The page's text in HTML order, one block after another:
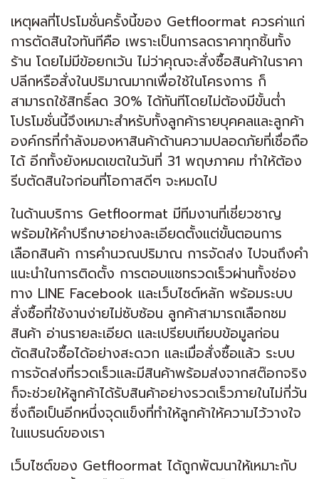
เหตุผลที่โปรโมชั่นครั้งนี้ของ Getfloormat ควรค่าแก่
การตัดสินใจทันทีคือ เพราะเป็นการลดราคาทุกชิ้นทั้ง
ร้าน โดยไม่มีข้อยกเว้น ไม่ว่าคุณจะสั่งซื้อสินค้าในราคา
ปลีกหรือสั่งในปริมาณมากเพื่อใช้ในโครงการ ก็
สามารถใช้สิทธิ์ลด 30% ได้ทันทีโดยไม่ต้องมีขั้นต่ำ
โปรโมชั่นนี้จึงเหมาะสำหรับทั้งลูกค้ารายบุคคลและลูกค้า
องค์กรที่กำลังมองหาสินค้าด้านความปลอดภัยที่เชื่อถือ
ได้ อีกทั้งยังหมดเขตในวันที่ 31 พฤษภาคม ทำให้ต้อง
รีบตัดสินใจก่อนที่โอกาสดีๆ จะหมดไป
ในด้านบริการ Getfloormat มีทีมงานที่เชี่ยวชาญ
พร้อมให้คำปรึกษาอย่างละเอียดตั้งแต่ขั้นตอนการ
เลือกสินค้า การคำนวณปริมาณ การจัดส่ง ไปจนถึงคำ
แนะนำในการติดตั้ง การตอบแชทรวดเร็วผ่านทั้งช่อง
ทาง LINE Facebook และเว็บไซต์หลัก พร้อมระบบ
สั่งซื้อที่ใช้งานง่ายไม่ซับซ้อน ลูกค้าสามารถเลือกชม
สินค้า อ่านรายละเอียด และเปรียบเทียบข้อมูลก่อน
ตัดสินใจซื้อได้อย่างสะดวก และเมื่อสั่งซื้อแล้ว ระบบ
การจัดส่งที่รวดเร็วและมีสินค้าพร้อมส่งจากสต๊อกจริง
ก็จะช่วยให้ลูกค้าได้รับสินค้าอย่างรวดเร็วภายในไม่กี่วัน
ซึ่งถือเป็นอีกหนึ่งจุดแข็งที่ทำให้ลูกค้าให้ความไว้วางใจ
ในแบรนด์ของเรา
เว็บไซต์ของ Getfloormat ได้ถูกพัฒนาให้เหมาะกับ